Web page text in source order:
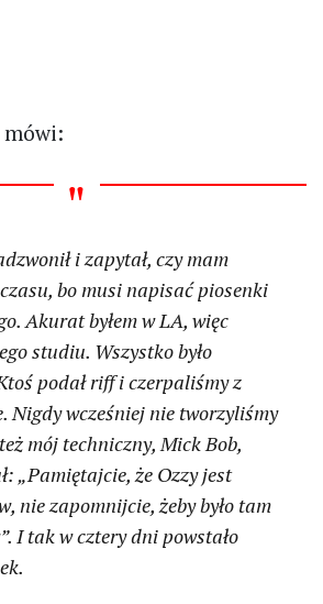
mówi:
i zapytał, czy mam
bo musi napisać piosenki
Akurat byłem w LA, więc
studiu. Wszystko było
podał riff i czerpaliśmy z
Nigdy wcześniej nie tworzyliśmy
mój techniczny, Mick Bob,
„Pamiętajcie, że Ozzy jest
nie zapomnijcie, żeby było tam
I tak w cztery dni powstało